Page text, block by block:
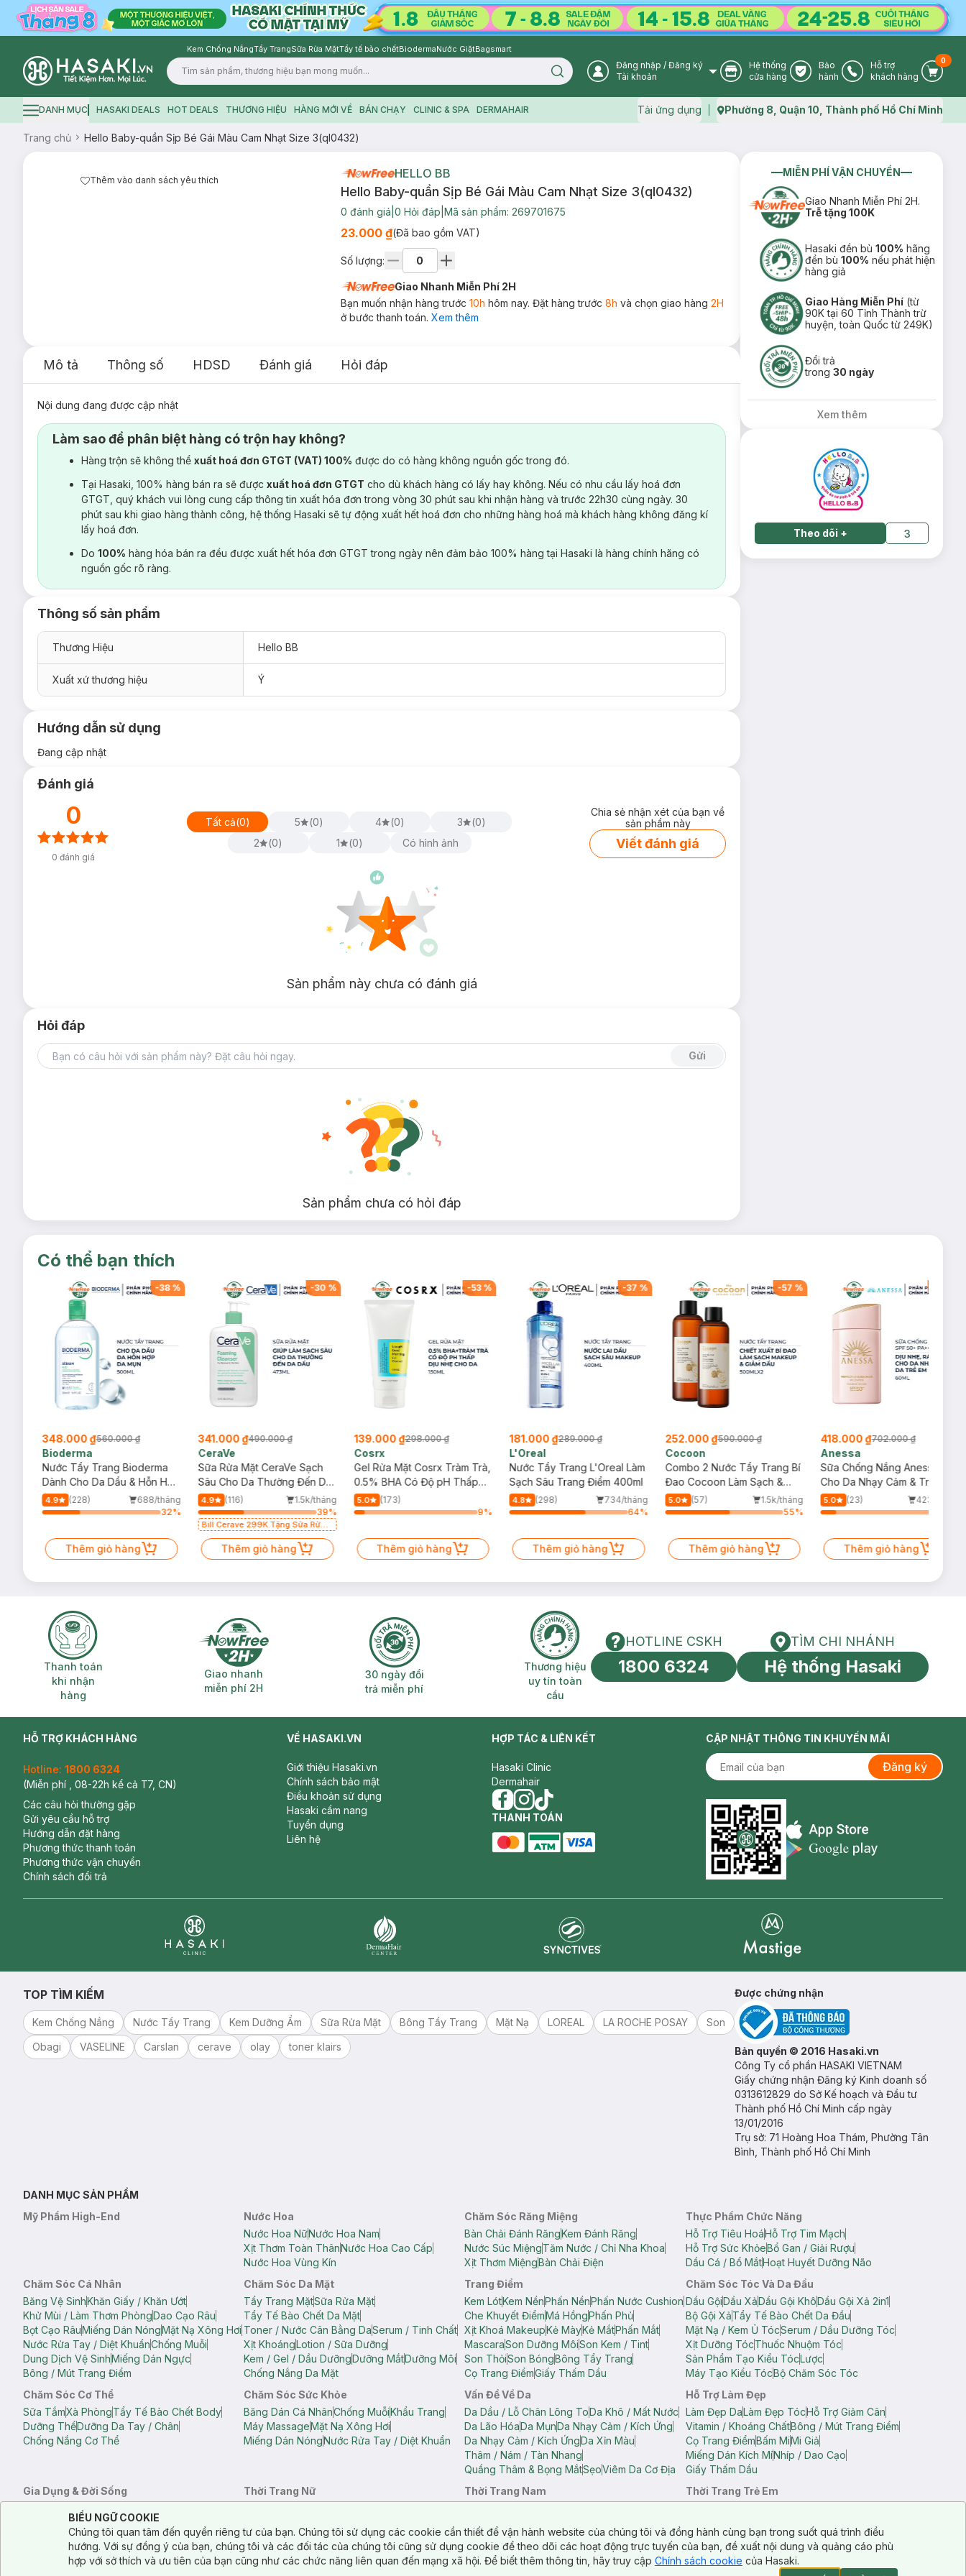
Kem Chống NắngTẩy TrangSữa Rửa MặtTẩy tế bào chếtBiodermaNước GiặtBagsmart
Logo
Search icon User Icon
Đăng nhập / Đăng ký
Tài khoản
Store Icon
Hệ thống
cửa hàng
Warranty Icon
Bảo
hành
Phone Icon
Hỗ trợ
khách hàng
Cart
0
Hamburger icon
DANH MỤC HASAKI DEALS HOT DEALS THƯƠNG HIỆU HÀNG MỚI VỀ BÁN CHẠY CLINIC & SPA DERMAHAIR Tải ứng dụng Map icon
Phường 8, Quận 10, Thành phố Hồ Chí Minh
Trang chủ Hello Baby-quần Sịp Bé Gái Màu Cam Nhạt Size 3(ql0432)
Thêm vào danh sách yêu thích HELLO BB
Hello Baby-quần Sịp Bé Gái Màu Cam Nhạt Size 3(ql0432)
0 đánh giá 0 Hỏi đáp Mã sản phẩm: 269701675
23.000 ₫(Đã bao gồm VAT)
Số lượng:
Giao Nhanh Miễn Phí 2H
Bạn muốn nhận hàng trước 10h hôm nay. Đặt hàng trước 8h và chọn giao hàng 2H
ở bước thanh toán. Xem thêm
Mô tả Thông số HDSD Đánh giá Hỏi đáp
Nội dung đang được cập nhật
Làm sao để phân biệt hàng có trộn hay không?
Hàng trộn sẽ không thể xuất hoá đơn GTGT (VAT) 100% được do có hàng không nguồn gốc trong đó.
Tại Hasaki, 100% hàng bán ra sẽ được xuất hoá đơn GTGT cho dù khách hàng có lấy hay không. Nếu có nhu cầu lấy hoá đơn
GTGT, quý khách vui lòng cung cấp thông tin xuất hóa đơn trong vòng 30 phút sau khi nhận hàng và trước 22h30 cùng ngày. 30
phút sau khi giao hàng thành công, hệ thống Hasaki sẽ tự động xuất hết hoá đơn cho những hàng hoá mà khách hàng không đăng kí
lấy hoá đơn.
Do 100% hàng hóa bán ra đều được xuất hết hóa đơn GTGT trong ngày nên đảm bảo 100% hàng tại Hasaki là hàng chính hãng có
nguồn gốc rõ ràng.
Thông số sản phẩm
Thương Hiệu Hello BB
Xuất xứ thương hiệu Ý
Hướng dẫn sử dụng
Đang cập nhật
Đánh giá
0
0 đánh giá
Tất cả(0) 5 (0) 4 (0) 3 (0)
2
(0) 1 (0) Có hình ảnh
Chia sẻ nhận xét của bạn về
sản phẩm này
Viết đánh giá
Sản phẩm này chưa có đánh giá
Hỏi đáp
Gửi
Sản phẩm chưa có hỏi đáp
MIỄN PHÍ VẬN CHUYỂN
Giao Nhanh Miễn Phí 2H.
Trễ tặng 100K
Hasaki đền bù100% hãng
đền bù100% nếu phát hiện
hàng giả
Giao Hàng Miễn Phí (từ
90K tại 60 Tỉnh Thành trừ
huyện, toàn Quốc từ 249K)
Đổi trả
trong30 ngày
Xem thêm
Theo dõi + 3
Có thể bạn thích
-38%
348.000 ₫560.000 ₫
Bioderma
Nước Tẩy Trang Bioderma
Dành Cho Da Dầu & Hỗn Hợp
500ml
4.9 (228)
688/tháng
32%
Thêm giỏ hàng
-30 %
341.000 ₫490.000 ₫
CeraVe
Sữa Rửa Mặt CeraVe Sạch
Sâu Cho Da Thường Đến Da
Dầu 473ml
4.9 (116)
1.5k/tháng
39%
Bill Cerave 299K Tặng Sữa Rửa
Thêm giỏ hàng
-53%
139.000 ₫298.000 ₫
Cosrx
Gel Rửa Mặt Cosrx Tràm Trà,
0.5% BHA Có Độ pH Thấp
150ml
5.0
(173)
9%
Thêm giỏ hàng
-37 %
181.000 ₫289.000 ₫
L'Oreal
Nước Tẩy Trang L'Oreal Làm
Sạch Sâu Trang Điểm 400ml
4.8 (298)
734/tháng
64%
Thêm giỏ hàng
-57 %
252.000 ₫590.000 ₫
Cocoon
Combo 2 Nước Tẩy Trang Bí
Đao Cocoon Làm Sạch &
Giảm Dầu 500ml
5.0 (57)
1.5k/tháng
55%
Thêm giỏ hàng
418.000 ₫702.000 ₫
Anessa
Sữa Chống Nắng Anessa
Cho Da Nhạy Cảm & Trẻ Em
60ml (Mới)
5.0 (23)
423/tháng
Thêm giỏ hàng
Thanh toán khi nhận hàng
Thanh toán
khi nhận
hàng
Giao nhanh miễn phí 2H
Giao nhanh
miễn phí 2H
30 ngày đổi trả miễn phí
30 ngày đổi
trả miễn phí
Thương hiệu uy tín toàn cầu
Thương hiệu
uy tín toàn
cầu
HOTLINE CSKH
HOTLINE CSKH
1800 6324
Tìm chi nhánh
TÌM CHI NHÁNH
Hệ thống Hasaki
HỖ TRỢ KHÁCH HÀNG
Hotline: 1800 6324
(Miễn phí , 08-22h kể cả T7, CN)
Các câu hỏi thường gặp
Gửi yêu cầu hỗ trợ
Hướng dẫn đặt hàng
Phương thức thanh toán
Phương thức vận chuyển
Chính sách đổi trả
VỀ HASAKI.VN
Giới thiệu Hasaki.vn
Chính sách bảo mật
Điều khoản sử dụng
Hasaki cẩm nang
Tuyển dụng
Liên hệ
HỢP TÁC & LIÊN KẾT
Hasaki Clinic
Dermahair
facebook
instagram
tiktok
THANH TOÁN
CẬP NHẬT THÔNG TIN KHUYẾN MÃI
Đăng ký
Appstore icon
TOP TÌM KIẾM
Kem Chống Nắng Nước Tẩy Trang Kem Dưỡng Ẩm Sữa Rửa Mặt Bông Tẩy Trang Mặt Nạ LOREAL LA ROCHE POSAY
Son
Obagi
VASELINE Carslan cerave olay toner klairs
Được chứng nhận
Bản quyền © 2016 Hasaki.vn
Công Ty cổ phần HASAKI VIETNAM
Giấy chứng nhận Đăng ký Kinh doanh số
0313612829 do Sở Kế hoạch và Đầu tư
Thành phố Hồ Chí Minh cấp ngày
13/01/2016
Trụ sở: 71 Hoàng Hoa Thám, Phường Tân
Bình, Thành phố Hồ Chí Minh
DANH MỤC SẢN PHẨM
Mỹ Phẩm High-End
Nước Hoa
Nước Hoa NữNước Hoa Nam
Xịt Thơm Toàn ThânNước Hoa Cao Cấp
Nước Hoa Vùng Kín
Chăm Sóc Răng Miệng
Bàn Chải Đánh RăngKem Đánh Răng
Nước Súc MiệngTăm Nước / Chỉ Nha Khoa
Xịt Thơm MiệngBàn Chải Điện
Thực Phẩm Chức Năng
Hỗ Trợ Tiêu HoáHỗ Trợ Tim Mạch
Hỗ Trợ Sức KhỏeBổ Gan / Giải Rượu
Dầu Cá / Bổ MắtHoạt Huyết Dưỡng Não
Chăm Sóc Cá Nhân
Băng Vệ SinhKhăn Giấy / Khăn Ướt
Khử Mùi / Làm Thơm PhòngDao Cạo Râu
Bọt Cạo RâuMiếng Dán NóngMặt Nạ Xông Hơi
Nước Rửa Tay / Diệt KhuẩnChống Muỗi
Dung Dịch Vệ SinhMiếng Dán Ngực
Bông / Mút Trang Điểm
Chăm Sóc Da Mặt
Tẩy Trang MặtSữa Rửa Mặt
Tẩy Tế Bào Chết Da Mặt
Toner / Nước Cân Bằng DaSerum / Tinh Chất
Xịt KhoángLotion / Sữa Dưỡng
Kem / Gel / Dầu DưỡngDưỡng MắtDưỡng Môi
Chống Nắng Da Mặt
Trang Điểm
Kem LótKem NềnPhấn NềnPhấn Nước Cushion
Che Khuyết ĐiểmMá HồngPhấn Phủ
Xịt Khoá MakeupKẻ MàyKẻ MắtPhấn Mắt
MascaraSon Dưỡng MôiSon Kem / Tint
Son ThỏiSon BóngBông Tẩy Trang
Cọ Trang ĐiểmGiấy Thấm Dầu
Chăm Sóc Tóc Và Da Đầu
Dầu GộiDầu XảDầu Gội KhôDầu Gội Xả 2in1
Bộ Gội XảTẩy Tế Bào Chết Da Đầu
Mặt Nạ / Kem Ủ TócSerum / Dầu Dưỡng Tóc
Xịt Dưỡng TócThuốc Nhuộm Tóc
Sản Phẩm Tạo Kiểu TócLược
Máy Tạo Kiểu TócBộ Chăm Sóc Tóc
Chăm Sóc Cơ Thể
Sữa TắmXà PhòngTẩy Tế Bào Chết Body
Dưỡng ThểDưỡng Da Tay / Chân
Chống Nắng Cơ Thể
Chăm Sóc Sức Khỏe
Băng Dán Cá NhânChống MuỗiKhẩu Trang
Máy MassageMặt Nạ Xông Hơi
Miếng Dán NóngNước Rửa Tay / Diệt Khuẩn
Vấn Đề Về Da
Da Dầu / Lỗ Chân Lông ToDa Khô / Mất Nước
Da Lão HóaDa MụnDa Nhạy Cảm / Kích Ứng
Da Nhạy Cảm / Kích ỨngDa Xỉn Màu
Thâm / Nám / Tàn Nhang
Quầng Thâm & Bọng MắtSẹoViêm Da Cơ Địa
Hỗ Trợ Làm Đẹp
Làm Đẹp DaLàm Đẹp TócHỗ Trợ Giảm Cân
Vitamin / Khoáng ChấtBông / Mút Trang Điểm
Cọ Trang ĐiểmBấm MiMi Giả
Miếng Dán Kích MíNhíp / Dao Cạo
Giấy Thấm Dầu
Gia Dụng & Đời Sống
Bông Tắm / Phụ Kiện Tắm
Phụ Kiện Điện Thoại Quạt Cầm Tay / Quạt Mini
Khử Mùi / Làm Thơm PhòngNước GiặtNước Xả
Thời Trang Nữ
Quần Lót NữQuần Short Nữ
Thời Trang Nam
Thời Trang Trẻ Em
Túi Xách
Cookie Consent
Notice about cookies usage
BIỂU NGỮ COOKIE
Chúng tôi quan tâm đến quyền riêng tư của bạn. Chúng tôi sử dụng các cookie cần thiết để vận hành website của chúng tôi và đồng hành cùng bạn trong suốt quá trình điều
hướng. Với sự đồng ý của bạn, chúng tôi và các đối tác của chúng tôi cũng sử dụng cookie để theo dõi các hoạt động trực tuyến của bạn, đề xuất nội dung và quảng cáo phù
hợp với sở thích và ưu tiên của bạn cũng như các chức năng liên quan đến mạng xã hội. Để biết thêm thông tin, hãy truy cập Chính sách cookie của Hasaki.